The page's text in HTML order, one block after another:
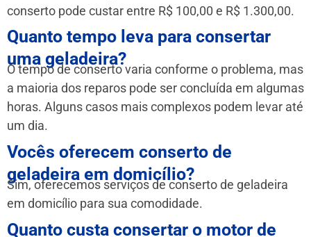
conserto pode custar entre R$ 100,00 e R$ 1.300,00.
Quanto tempo leva para consertar
uma geladeira?
O tempo de conserto varia conforme o problema, mas
a maioria dos reparos pode ser concluída em algumas
horas. Alguns casos mais complexos podem levar até
um dia.
Vocês oferecem conserto de
geladeira em domicílio?
Sim, oferecemos serviços de conserto de geladeira
em domicílio para sua comodidade.
Quanto custa consertar o motor de